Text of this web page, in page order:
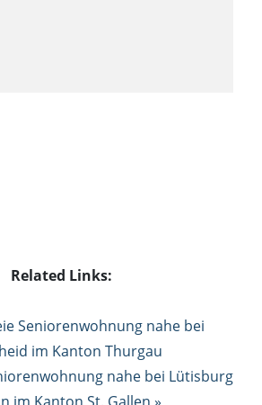
Related Links:
Seniorenwohnung nahe bei
im Kanton Thurgau
nahe bei Lütisburg